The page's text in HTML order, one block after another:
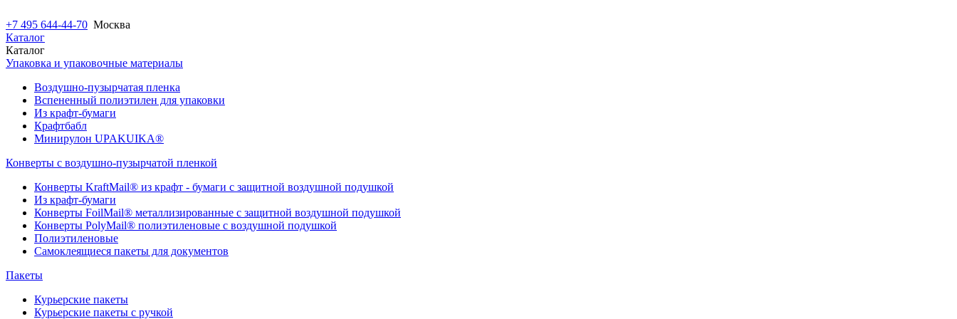
+7 495 644-44-70 Москва
Каталог
Каталог
Упаковка и упаковочные материалы
Воздушно-пузырчатая пленка
Вспененный полиэтилен для упаковки
Из крафт-бумаги
Крафтбабл
Минирулон UPAKUIKA®
Конверты с воздушно-пузырчатой пленкой
Конверты KraftMail® из крафт - бумаги с защитной воздушной подушкой
Из крафт-бумаги
Конверты FoilMail® металлизированные с защитной воздушной подушкой
Конверты PolyMail® полиэтиленовые с воздушной подушкой
Полиэтиленовые
Самоклеящиеся пакеты для документов
Пакеты
Курьерские пакеты
Курьерские пакеты с ручкой